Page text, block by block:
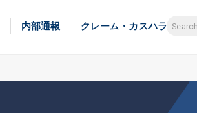
内部通報 クレーム・カスハラ